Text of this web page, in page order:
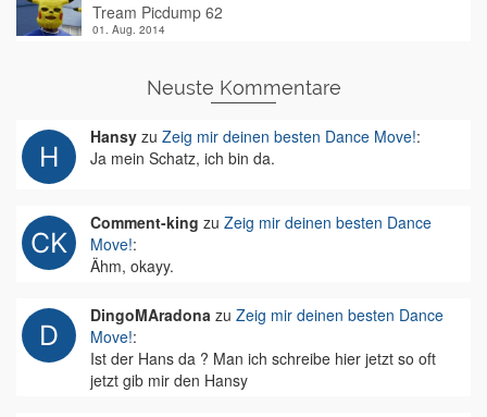
Tream Picdump 62
01. Aug. 2014
Neuste Kommentare
Hansy zu Zeig mir deinen besten Dance Move!:
Ja mein Schatz, ich bin da.
Comment-king zu Zeig mir deinen besten Dance
Move!:
Ähm, okayy.
DingoMAradona zu Zeig mir deinen besten Dance
Move!:
Ist der Hans da ? Man ich schreibe hier jetzt so oft
jetzt gib mir den Hansy